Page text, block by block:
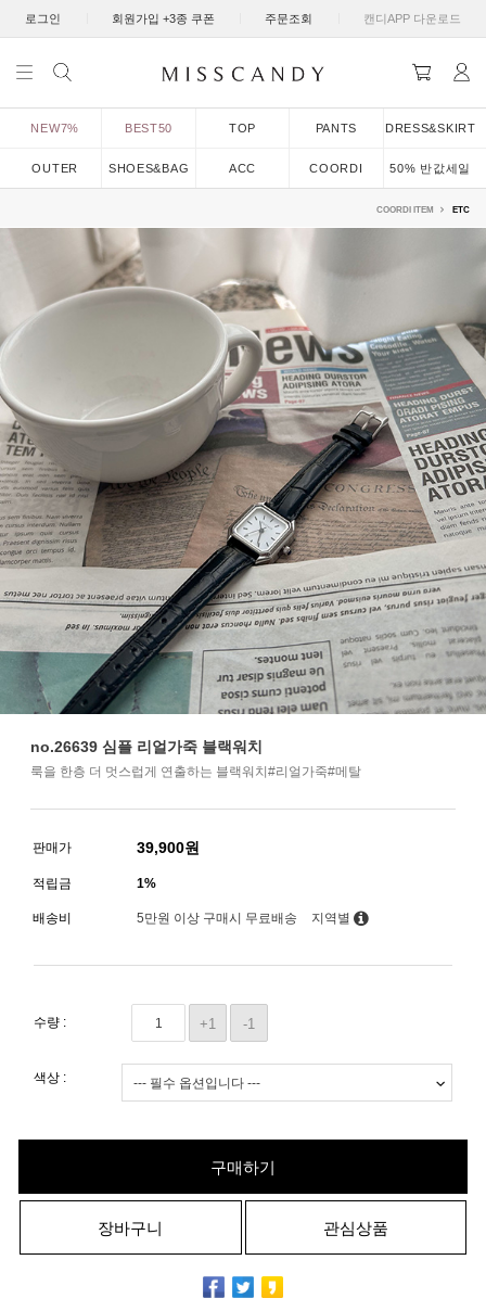
로그인 회원가입 +3종 쿠폰 주문조회 캔디APP 다운로드
NEW7% BEST50 TOP PANTS DRESS&SKIRT
OUTER SHOES&BAG ACC COORDI 50% 반값세일
COORDI ITEM ETC
no.26639 심플 리얼가죽 블랙워치
룩을 한층 더 멋스럽게 연출하는 블랙워치#리얼가죽#메탈
판매가 39,900원
적립금 1%
배송비 5만원 이상 구매시 무료배송 지역별
수량 : +1 -1
색상 :
구매하기
장바구니 관심상품